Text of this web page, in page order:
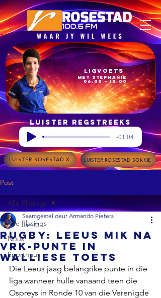
06:00 – 10:00
met Stephanie
Ligvoets
Luister regstreeks
-01:04
LUISTER ROSESTAD X LUISTER ROSESTAD SOKKIE
Post
Alle Plasings
Nuus
Sportnuus
Alle Plasings
RUGBY: Leeus mik na
VRK-punte in
Walliese toets
Saamgestel deur Armando Pieters
Jan 23
Die Leeus jaag belangrike punte in die
liga wanneer hulle vanaand teen die
Ospreys in Ronde 10 van die Verenigde